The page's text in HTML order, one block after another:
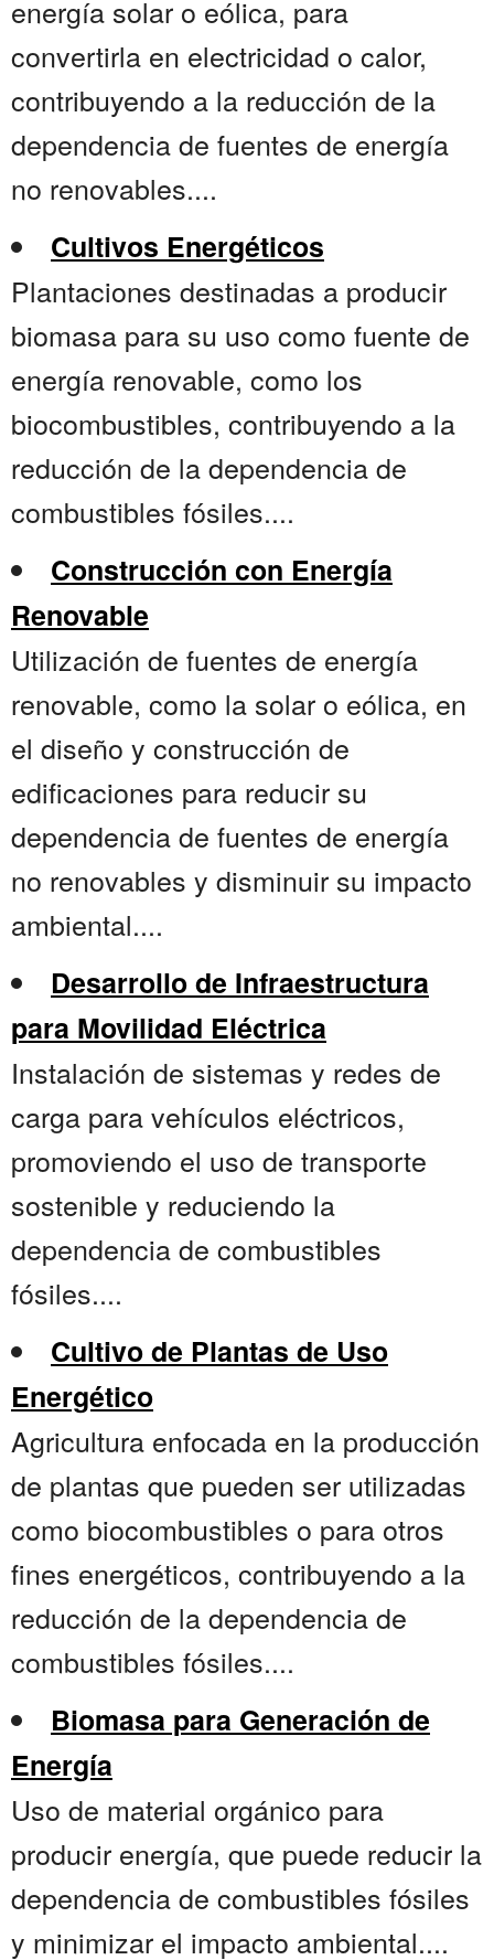
energía solar o eólica, para
convertirla en electricidad o calor,
contribuyendo a la reducción de la
dependencia de fuentes de energía
no renovables....
Cultivos Energéticos
Plantaciones destinadas a producir
biomasa para su uso como fuente de
energía renovable, como los
biocombustibles, contribuyendo a la
reducción de la dependencia de
combustibles fósiles....
Construcción con Energía
Renovable
Utilización de fuentes de energía
renovable, como la solar o eólica, en
el diseño y construcción de
edificaciones para reducir su
dependencia de fuentes de energía
no renovables y disminuir su impacto
ambiental....
Desarrollo de Infraestructura
para Movilidad Eléctrica
Instalación de sistemas y redes de
carga para vehículos eléctricos,
promoviendo el uso de transporte
sostenible y reduciendo la
dependencia de combustibles
fósiles....
Cultivo de Plantas de Uso
Energético
Agricultura enfocada en la producción
de plantas que pueden ser utilizadas
como biocombustibles o para otros
fines energéticos, contribuyendo a la
reducción de la dependencia de
combustibles fósiles....
Biomasa para Generación de
Energía
Uso de material orgánico para
producir energía, que puede reducir la
dependencia de combustibles fósiles
y minimizar el impacto ambiental....